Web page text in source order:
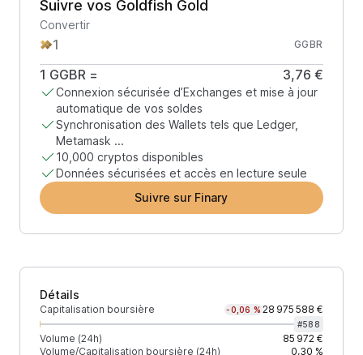
Suivre vos Goldfish Gold
Convertir
GGBR
1 GGBR = 3,76 €
Connexion sécurisée d’Exchanges et mise à jour
automatique de vos soldes
Synchronisation des Wallets tels que Ledger,
Metamask ...
10,000 cryptos disponibles
Données sécurisées et accès en lecture seule
Suivre sur Finary
Détails
Capitalisation boursière -0,06 % 28 975 588 €
#588
Volume (24h)
85 972 €
Volume/Capitalisation boursière (24h)
0,30 %